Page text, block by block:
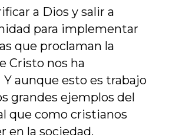
a Dios y salir a
para implementar
que proclaman la
Cristo nos ha
aunque esto es trabajo
grandes ejemplos del
que como cristianos
en la sociedad.